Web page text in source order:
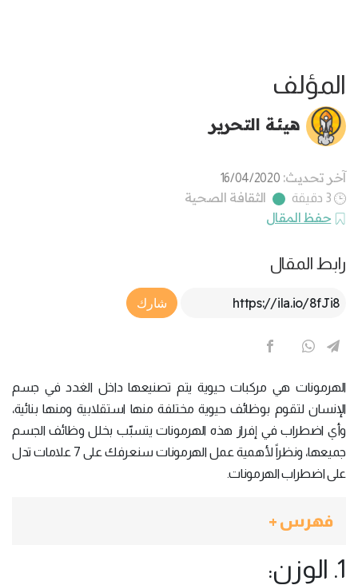
المؤلف
هيئة التحرير
آخر تحديث: 16/04/2020
3 دقيقة
الثقافة الصحية
حفظ المقال
رابط المقال
Article Link
شارك
الهرمونات هي مركبات حيوية يتم تصنيعها داخل الغدد في جسم
الإنسان لتقوم بوظائف حيوية مختلفة منها استقلابية ومنها بنائية،
وأي اضطراب في إفراز هذه الهرمونات يتسبّب بخلل وظائف الجسم
جميعها، ونظراً لأهمية عمل الهرمونات سنعرفك على 7 علامات تدل
على اضطراب الهرمونات.
فهرس +
1. الوزن: